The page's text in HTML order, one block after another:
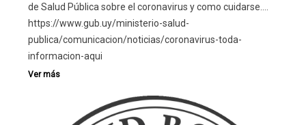
de Salud Pública sobre el coronavirus y como cuidarse….
https://www.gub.uy/ministerio-salud-
publica/comunicacion/noticias/coronavirus-toda-
informacion-aqui